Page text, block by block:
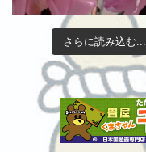
さらに読み込む...